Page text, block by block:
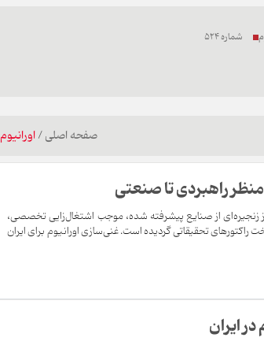
شماره 524
صفحه اصلی/اورانیوم
منظر راهبردی تا صنعتی
زنجیره‌ای از صنایع پیشرفته شده، موجب اشتغال‌زایی تخصصی،
تحقیقاتی گردیده است. غنی‌سازی اورانیوم برای ایران
ایران